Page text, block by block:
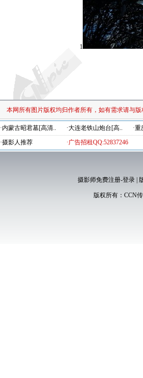
1
本网所有图片版权均归作者所有，如有需求请与
·内蒙古昭君墓[高清.. ·大连老铁山炮台[高..
·
·摄影人推荐 ·广告招租QQ:52837246
摄影师免费注册-登录|
版权所有： CCN